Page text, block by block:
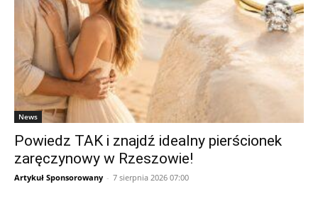
News
Powiedz TAK i znajdź idealny pierścionek
zaręczynowy w Rzeszowie!
Artykuł Sponsorowany - 7 sierpnia 2026 07:00